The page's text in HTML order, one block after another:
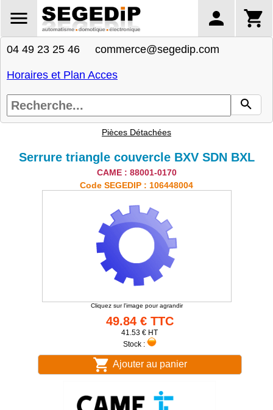
04 49 23 25 46 commerce@segedip.com
Horaires et Plan Acces
Pièces Détachées
Serrure triangle couvercle BXV SDN BXL
CAME : 88001-0170
Code SEGEDIP : 106448004
Cliquez sur l'image pour agrandir
49.84 € TTC
41.53 € HT
Stock :
Ajouter au panier